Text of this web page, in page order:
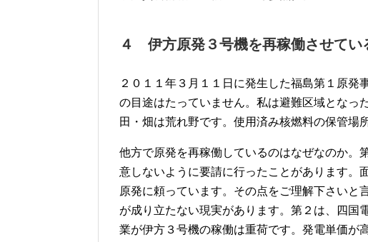
４ 伊方原発３号機を再稼働させてい
２０１１年３月１１日に発生した福島第１原
の目途はたっていません。私は避難区域となっ
田・畑は荒れ野です。使用済み核燃料の保管場
他方で原発を再稼働しているのはなぜなのか。
意しないように要請に行ったことがあります。
原発に頼っています。その点をご理解下さいと
が成り立たない現実があります。第２は、四国
業が伊方３号機の稼働は重荷です。発電単価が